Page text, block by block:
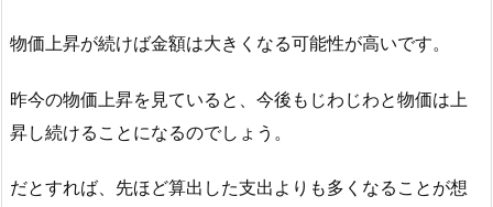
物価上昇が続けば金額は大きくなる可能性が高いです。
昨今の物価上昇を見ていると、今後もじわじわと物価は上
昇し続けることになるのでしょう。
だとすれば、先ほど算出した支出よりも多くなることが想